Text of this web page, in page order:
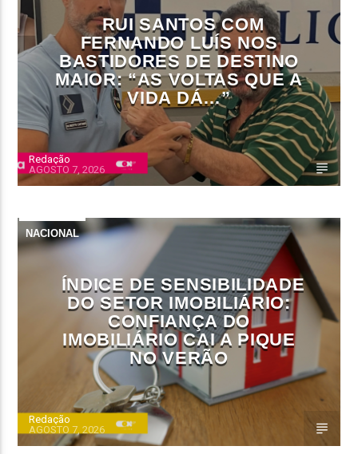
RUI SANTOS COM
FERNANDO LUÍS NOS
BASTIDORES DE DESTINO
MAIOR: “AS VOLTAS QUE A
VIDA DÁ…”
Redação
AGOSTO 7, 2026
NACIONAL
ÍNDICE DE SENSIBILIDADE
DO SETOR IMOBILIÁRIO:
CONFIANÇA DO
IMOBILIÁRIO CAI A PIQUE
NO VERÃO
Redação
AGOSTO 7, 2026